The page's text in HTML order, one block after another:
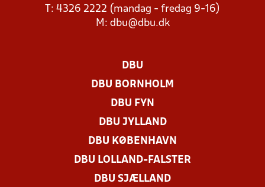
T: 4326 2222 (mandag - fredag 9-16)
M: dbu@dbu.dk
DBU
DBU BORNHOLM
DBU FYN
DBU JYLLAND
DBU KØBENHAVN
DBU LOLLAND-FALSTER
DBU SJÆLLAND